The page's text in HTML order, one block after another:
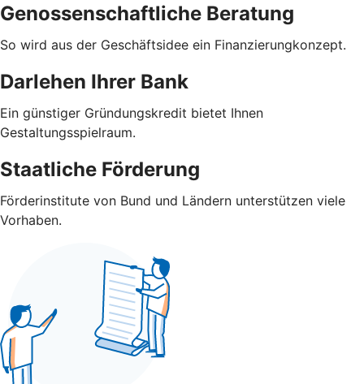
Genossenschaftliche Beratung
So wird aus der Geschäftsidee ein Finanzierungkonzept.
Darlehen Ihrer Bank
Ein günstiger Gründungskredit bietet Ihnen
Gestaltungsspielraum.
Staatliche Förderung
Förderinstitute von Bund und Ländern unterstützen viele
Vorhaben.